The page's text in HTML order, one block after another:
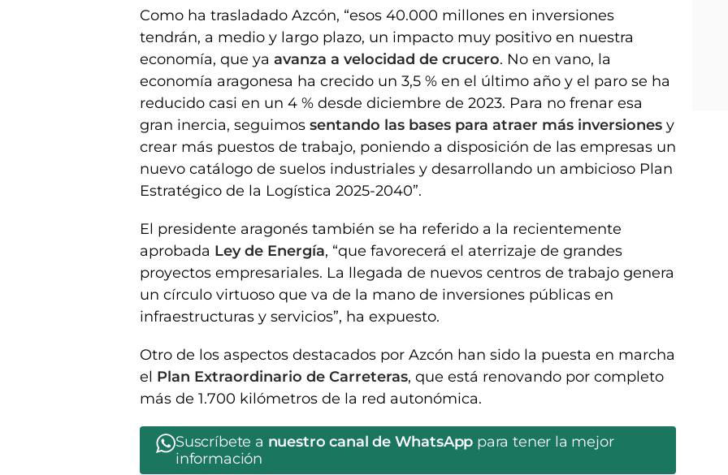
Como ha trasladado Azcón, “esos 40.000 millones en inversiones
tendrán, a medio y largo plazo, un impacto muy positivo en nuestra
economía, que ya avanza a velocidad de crucero. No en vano, la
economía aragonesa ha crecido un 3,5 % en el último año y el paro se ha
reducido casi en un 4 % desde diciembre de 2023. Para no frenar esa
gran inercia, seguimos sentando las bases para atraer más inversiones y
crear más puestos de trabajo, poniendo a disposición de las empresas un
nuevo catálogo de suelos industriales y desarrollando un ambicioso Plan
Estratégico de la Logística 2025-2040”.
El presidente aragonés también se ha referido a la recientemente
aprobada Ley de Energía, “que favorecerá el aterrizaje de grandes
proyectos empresariales. La llegada de nuevos centros de trabajo genera
un círculo virtuoso que va de la mano de inversiones públicas en
infraestructuras y servicios”, ha expuesto.
Otro de los aspectos destacados por Azcón han sido la puesta en marcha
el Plan Extraordinario de Carreteras, que está renovando por completo
más de 1.700 kilómetros de la red autonómica.
Suscríbete a nuestro canal de WhatsApp para tener la mejor
información